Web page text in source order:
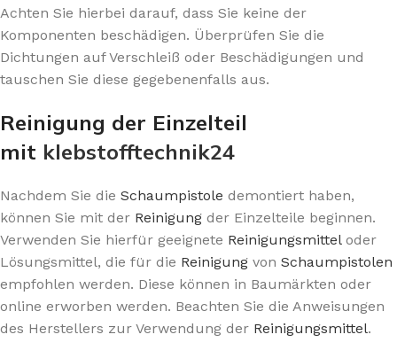
Achten Sie hierbei darauf, dass Sie keine der
Komponenten beschädigen. Überprüfen Sie die
Dichtungen auf Verschleiß oder Beschädigungen und
tauschen Sie diese gegebenenfalls aus.
Reinigung der Einzelteil
mit klebstofftechnik24
Nachdem Sie die Schaumpistole demontiert haben,
können Sie mit der Reinigung der Einzelteile beginnen.
Verwenden Sie hierfür geeignete Reinigungsmitteloder
Lösungsmittel, die für die Reinigung von Schaumpistolen
empfohlen werden. Diese können in Baumärkten oder
online erworben werden. Beachten Sie die Anweisungen
des Herstellers zur Verwendung der Reinigungsmittel.